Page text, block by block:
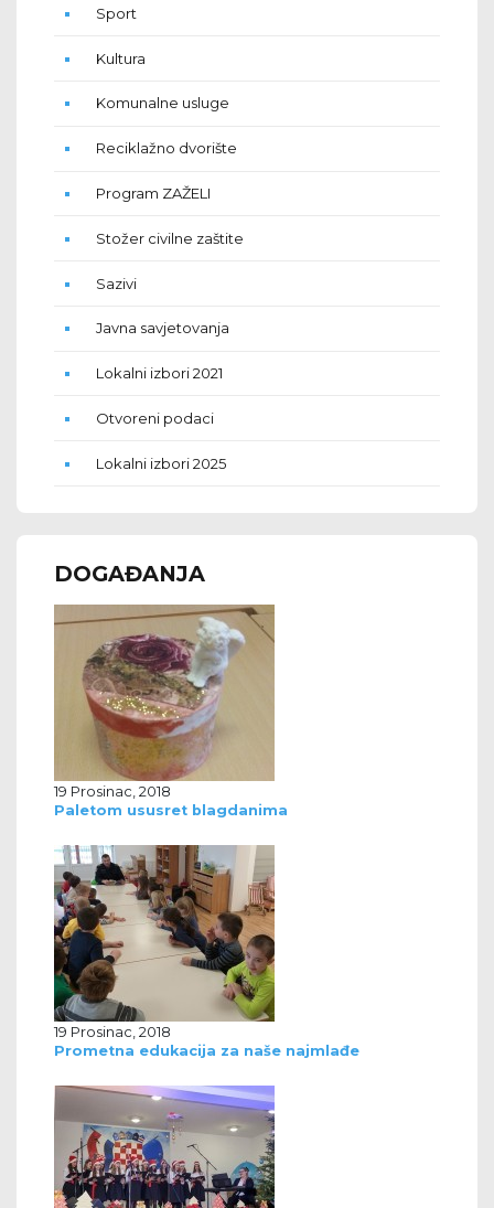
Sport
Kultura
Komunalne usluge
Reciklažno dvorište
Program ZAŽELI
Stožer civilne zaštite
Sazivi
Javna savjetovanja
Lokalni izbori 2021
Otvoreni podaci
Lokalni izbori 2025
DOGAĐANJA
19 Prosinac, 2018
Paletom ususret blagdanima
19 Prosinac, 2018
Prometna edukacija za naše najmlađe